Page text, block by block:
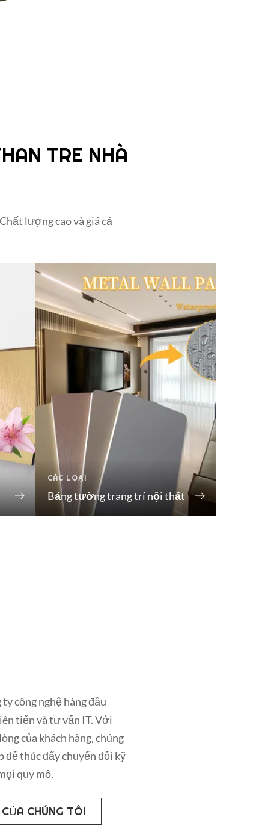
TRE NHÀ
lượng cao và giá cả
CÁC LOẠI
Bảng tường trang trí nội thất
thiết kế sáng tạo, mang ý
kế đồ họa, xây dựng
tạo. Đội ngũ các nhà
chúng tôi tận tâm tạo ra
tác động cho khách hàng.
CHÚNG TÔI